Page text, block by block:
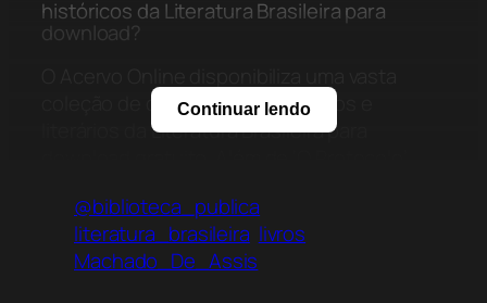
históricos da Literatura Brasileira para
download?
coleção de documentos históricos e
literários da Literatura Brasileira para
arquivos digitais que visam democratizar o
conhecimento e preservar o legado de
grandes autores nacionais.
Continuar lendo
@biblioteca_publica
literatura_brasileira livros
Machado_De_Assis